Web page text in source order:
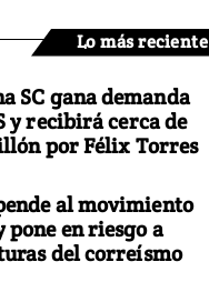
Lo más reciente
SC gana demanda
y recibirá cerca de
por Félix Torres
al movimiento
pone en riesgo a
del correísmo